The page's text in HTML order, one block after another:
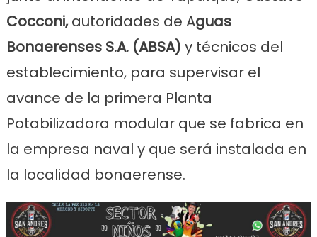
Cocconi,autoridades de Aguas
Bonaerenses S.A. (ABSA) y técnicos del
establecimiento, para supervisar el
avance de la primera Planta
Potabilizadora modular que se fabrica en
la empresa naval y que será instalada en
la localidad bonaerense.